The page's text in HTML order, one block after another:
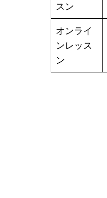
スン
オンライ
ンレッス
ン